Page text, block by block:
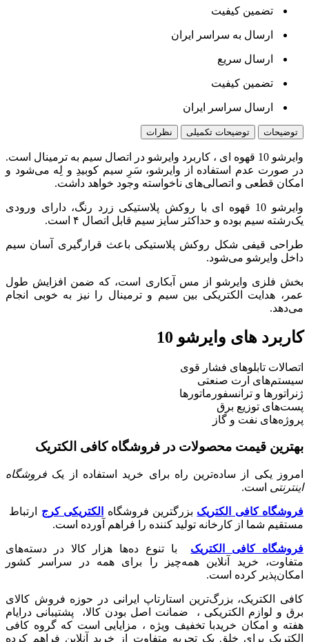
تضمین کیفیت
ارسال به سراسر ایران
ارسال سریع
تضمین کیفیت
ارسال سراسر ایران
توضیحات توضیحات تکمیلی نظرات
وایرشو 10 قهوه ای ، کاربرد وایرشو در اتصال سیم به ترمینال است.
در صورت عدم استفاده از وایرشو، سَرِ سیم کوبیدِ و لِه می‌شود و
امکان قطعی و اتصالی‌های ناخواسته وجود خواهد داشت.
وایرشو 10 قهوه ای با روکش پلاستیکی زرد رنگ، دارای ورودی
یک‌رشته سیم بوده و حداکثر سایز سیم قابل اتصال ۴ است.
طراحی قیفی شکل روکش پلاستیکی باعث قرارگیری آسان سیم
داخل وایرشو می‌شود.
بخش فلزی وایرشو از مس آبکاری‌ است، که ضمن افزایش طول
عمر، هدایت الکتریکی بین سیم و ترمینال را نیز به خوبی انجام
می‌دهد.
کاربرد های وایرشو 10
اتصالات تابلوهای فشار قوی
سیستم‌های ارت صنعتی
ژنراتورها و ترانسفورماتورها
پست‌های توزیع برق
پروژه‌های نفت و گاز
بهترین قیمت محصولات در فروشگاه کافی الکتریک
امروز یکی از ساده‌ترین راه برای خرید استفاده از یک فروشگاه
اینترنتی است.
فروشگاه کافی الکتریک بزرگترین فروشگاه الکتریکی کرج
ارتباط
مستقیم شما از کارخانه تولید کننده را فراهم آورده است.
فروشگاه کافی الکتریک با تنوع ده‌ها هزار کالا در دسته‌های
متفاوت، خرید آنلاین همه‌چیز را برای همه در سراسر کشور
امکان‌پذیر کرده است.
کافی الکتریک، بزرگ‌ترین استارتاپ ایرانی در حوزه فروش کالای
برق و لوازم الکتریکی ،‌ ضمانت اصل بودن کالا، پشتیبانی درایام
هفته و امکان خریدبا تخفیف ویژه ، مزایایی است که گروه کافی
الکتریک برای خلق یک تجربه متفاوت از خرید آنلاین فراهم کرده